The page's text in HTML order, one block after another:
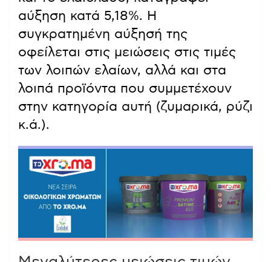
αύξηση κατά 5,18%. Η
συγκρατημένη αύξησή της
οφείλεται στις μειώσεις στις τιμές
των λοιπών ελαίων, αλλά και στα
λοιπά προϊόντα που συμμετέχουν
στην κατηγορία αυτή (ζυμαρικά, ρύζι
κ.ά.).